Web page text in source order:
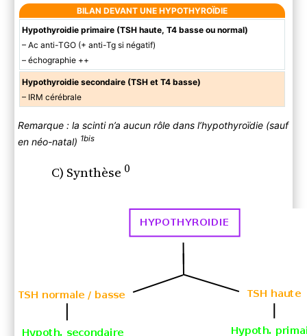
BILAN DEVANT UNE HYPOTHYROÏDIE
Hypothyroidie primaire (TSH haute, T4 basse ou normal)
– Ac anti-TGO (+ anti-Tg si négatif)
– échographie ++
Hypothyroidie secondaire (TSH et T4 basse)
– IRM cérébrale
Remarque : la scinti n’a aucun rôle dans l’hypothyroïdie (sauf
en néo-natal) 1bis
C) Synthèse 0